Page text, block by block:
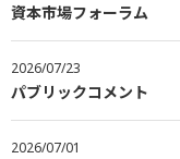
資本市場フォーラム
2026/07/23
パブリックコメント
2026/07/01